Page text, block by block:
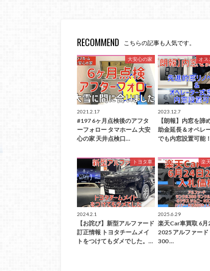
RECOMMEND こちらの記事も人気です。
大安心の家
2021.2.17
#197 6ヶ月点検後のアフタ
ーフォロー タマホーム 大安
心の家 天井点検口…
オス
2023.12.7
【朗報】内窓を諦
助金延長＆オペレ
でも内窓設置可能
トヨタ車
2024.2.1
【お詫び】新型アルファード
訂正情報 トヨタチームメイ
トをつけてもダメでした。…
楽
2025.6.29
楽天Car車買取 6月
2025 アルファー
300 …